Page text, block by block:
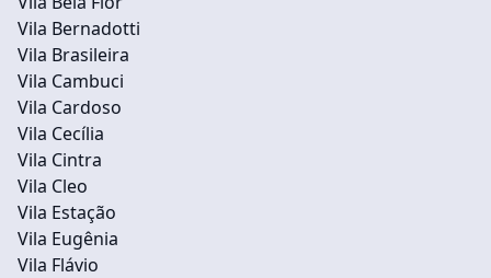
Vila Bernadotti
Vila Brasileira
Vila Cambuci
Vila Cardoso
Vila Cecília
Vila Cintra
Vila Cleo
Vila Estação
Vila Eugênia
Vila Flávio